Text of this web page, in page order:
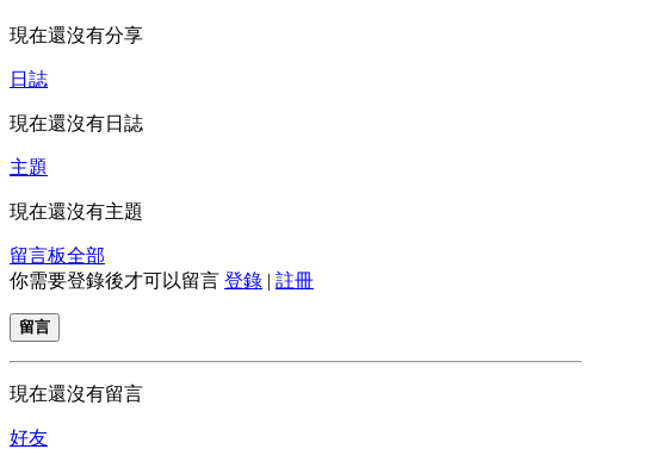
現在還沒有分享
日誌
現在還沒有日誌
主題
現在還沒有主題
留言板全部
你需要登錄後才可以留言 登錄 | 註冊
留言
現在還沒有留言
好友